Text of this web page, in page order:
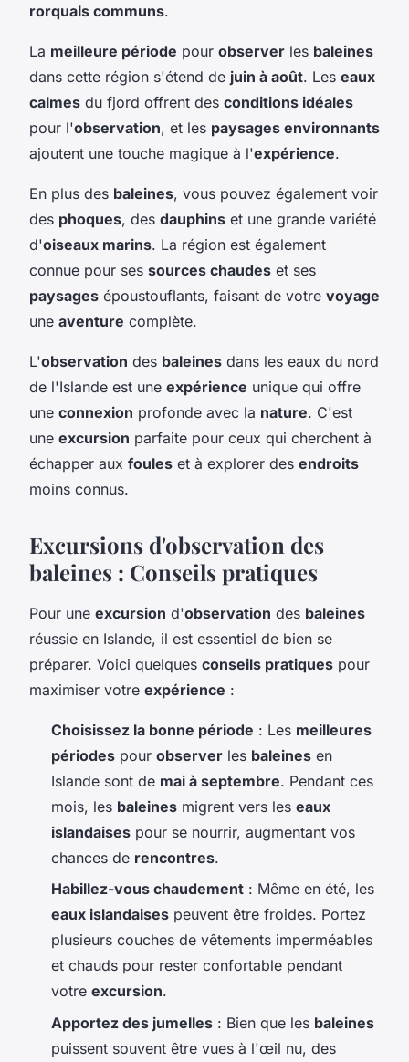
rorquals communs.
La meilleure période pour observer les baleines
dans cette région s'étend de juin à août. Les eaux
calmes du fjord offrent des conditions idéales
pour l'observation, et les paysages environnants
ajoutent une touche magique à l'expérience.
En plus des baleines, vous pouvez également voir
des phoques, des dauphins et une grande variété
d'oiseaux marins. La région est également
connue pour ses sources chaudes et ses
paysages époustouflants, faisant de votre voyage
une aventure complète.
L'observation des baleines dans les eaux du nord
de l'Islande est une expérience unique qui offre
une connexion profonde avec la nature. C'est
une excursion parfaite pour ceux qui cherchent à
échapper aux foules et à explorer des endroits
moins connus.
Excursions d'observation des
baleines : Conseils pratiques
Pour une excursion d'observation des baleines
réussie en Islande, il est essentiel de bien se
préparer. Voici quelques conseils pratiques pour
maximiser votre expérience :
Choisissez la bonne période : Les meilleures
périodes pour observer les baleines en
Islande sont de mai à septembre. Pendant ces
mois, les baleines migrent vers les eaux
islandaises pour se nourrir, augmentant vos
chances de rencontres.
Habillez-vous chaudement : Même en été, les
eaux islandaises peuvent être froides. Portez
plusieurs couches de vêtements imperméables
et chauds pour rester confortable pendant
votre excursion.
Apportez des jumelles : Bien que les baleines
puissent souvent être vues à l'œil nu, des